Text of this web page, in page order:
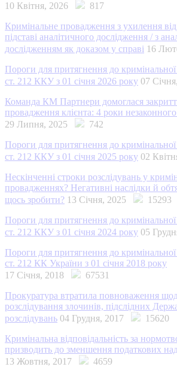
10 Квітня, 2026
817
Кримінальне провадження з ухилення
підставі аналітичного дослідження / з
дослідженням як доказом у справі 16
Пороги для притягнення до кримінальної
ст. 212 ККУ з 01 січня 2026 року 07
Команда КМ Партнери домоглася
провадження клієнта: 4 роки
29 Липня, 2025
742
Пороги для притягнення до кримінальної
ст. 212 ККУ з 01 січня 2025 року 02
Нескінченні строки розслідувань у
провадженнях? Негативні наслідки й
щось зробити? 13 Січня, 2025
15293
Пороги для притягнення до кримінальної
ст. 212 ККУ з 01 січня 2024 року 05
Пороги для притягнення до кримінальної
ст. 212 КК України з 01 січня 2018 року
17 Січня, 2018
67531
Прокуратура втратила повноваження
розслідування злочинів, підслідних
розслідувань 04 Грудня, 2017
15620
Кримінальна відповідальність за
призводить до зменшення податкових
13 Жовтня, 2017
4659